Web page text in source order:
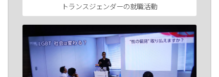
トランスジェンダーの就職活動